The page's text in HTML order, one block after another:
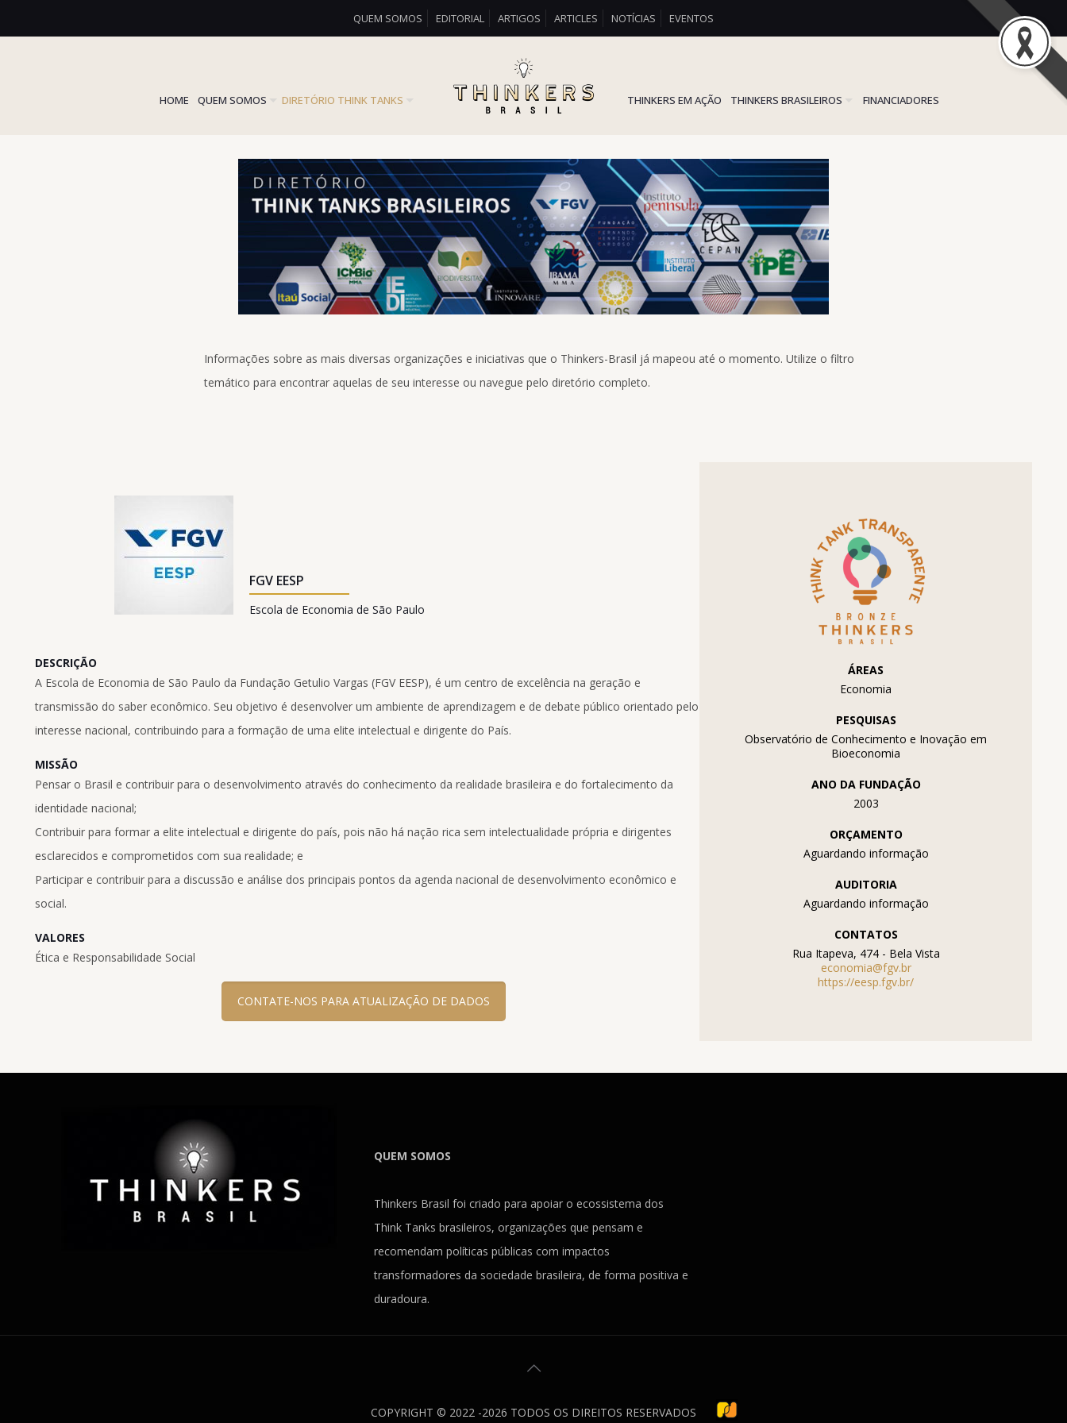
QUEM SOMOS EDITORIAL ARTIGOS ARTICLES NOTÍCIAS EVENTOS
HOME QUEM SOMOS DIRETÓRIO THINK TANKS THINKERS EM AÇÃO THINKERS BRASILEIROS FINANCIADORES
Informações sobre as mais diversas organizações e iniciativas que o Thinkers-Brasil já mapeou até o momento. Utilize o filtro
temático para encontrar aquelas de seu interesse ou navegue pelo diretório completo.
FGV EESP
Escola de Economia de São Paulo
DESCRIÇÃO
A Escola de Economia de São Paulo da Fundação Getulio Vargas (FGV EESP), é um centro de excelência na geração e
transmissão do saber econômico. Seu objetivo é desenvolver um ambiente de aprendizagem e de debate público orientado pelo
interesse nacional, contribuindo para a formação de uma elite intelectual e dirigente do País.
MISSÃO
Pensar o Brasil e contribuir para o desenvolvimento através do conhecimento da realidade brasileira e do fortalecimento da
identidade nacional;
Contribuir para formar a elite intelectual e dirigente do país, pois não há nação rica sem intelectualidade própria e dirigentes
esclarecidos e comprometidos com sua realidade; e
Participar e contribuir para a discussão e análise dos principais pontos da agenda nacional de desenvolvimento econômico e
social.
VALORES
Ética e Responsabilidade Social
CONTATE-NOS PARA ATUALIZAÇÃO DE DADOS
ÁREAS
Economia
PESQUISAS
Observatório de Conhecimento e Inovação em
Bioeconomia
ANO DA FUNDAÇÃO
2003
ORÇAMENTO
Aguardando informação
AUDITORIA
Aguardando informação
CONTATOS
Rua Itapeva, 474 - Bela Vista
economia@fgv.br
https://eesp.fgv.br/
QUEM SOMOS
Thinkers Brasil foi criado para apoiar o ecossistema dos
Think Tanks brasileiros, organizações que pensam e
recomendam políticas públicas com impactos
transformadores da sociedade brasileira, de forma positiva e
duradoura.
COPYRIGHT © 2022 -2026 TODOS OS DIREITOS RESERVADOS